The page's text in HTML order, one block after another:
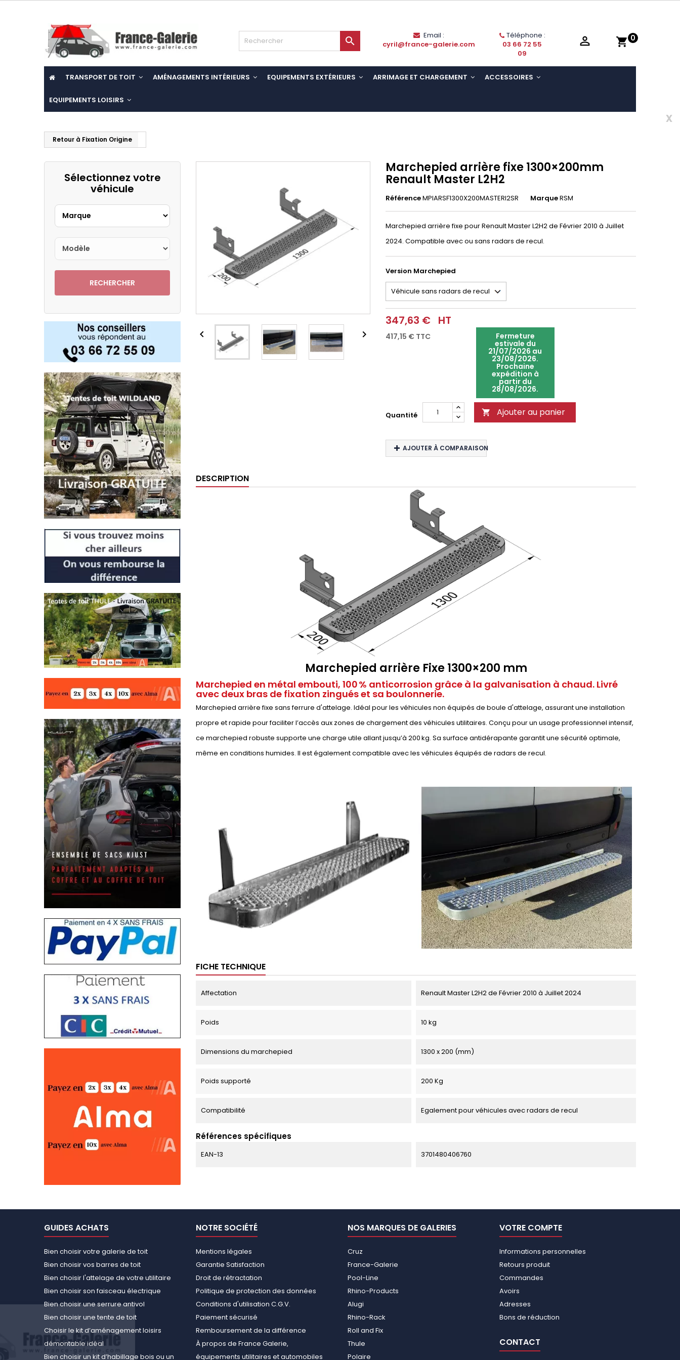
shopping_cart 0

Email :
cyril@france-galerie.com
Téléphone :
03 66 72 55
09

TRANSPORT DE TOIT AMÉNAGEMENTS INTÉRIEURS EQUIPEMENTS EXTÉRIEURS ARRIMAGE ET CHARGEMENT ACCESSOIRES
EQUIPEMENTS LOISIRS
x
Retour à Fixation Origine
Sélectionnez votre
véhicule
RECHERCHER
 
Marchepied arrière fixe 1300×200mm
Renault Master L2H2
RéférenceMPIARSF1300X200MASTERl2SR MarqueRSM
Marchepied arrière fixe pour Renault Master L2H2 de Février 2010 à Juillet
2024. Compatible avec ou sans radars de recul.
Version Marchepied
347,63 € HT
417,15 € TTC Fermeture
estivale du
21/07/2026 au
23/08/2026.
Prochaine
expédition à
partir du
28/08/2026.
Quantité  Ajouter au panier
AJOUTER À COMPARAISON
DESCRIPTION
Marchepied arrière Fixe 1300×200 mm
Marchepied en métal embouti, 100 % anticorrosion grâce à la galvanisation à chaud. Livré
avec deux bras de fixation zingués et sa boulonnerie.
Marchepied arrière fixe sans ferrure d'attelage. Idéal pour les véhicules non équipés de boule d'attelage, assurant une installation
propre et rapide pour faciliter l’accès aux zones de chargement des véhicules utilitaires. Conçu pour un usage professionnel intensif,
ce marchepied robuste supporte une charge utile allant jusqu’à 200 kg. Sa surface antidérapante garantit une sécurité optimale,
même en conditions humides. Il est également compatible avec les véhicules équipés de radars de recul.
FICHE TECHNIQUE
Affectation Renault Master L2H2 de Février 2010 à Juillet 2024
Poids 10 kg
Dimensions du marchepied 1300 x 200 (mm)
Poids supporté 200 Kg
Compatibilité Egalement pour véhicules avec radars de recul
Références spécifiques
EAN-13 3701480406760
GUIDES ACHATS
Bien choisir votre galerie de toit
Bien choisir vos barres de toit
Bien choisir l'attelage de votre utilitaire
Bien choisir son faisceau électrique
Bien choisir une serrure antivol
Bien choisir une tente de toit
Choisir le kit d’aménagement loisirs
démontable idéal
Bien choisir un kit d’habillage bois ou un
NOTRE SOCIÉTÉ
Mentions légales
Garantie Satisfaction
Droit de rétractation
Politique de protection des données
Conditions d'utilisation C.G.V.
Paiement sécurisé
Remboursement de la différence
À propos de France Galerie,
équipements utilitaires et automobiles
NOS MARQUES DE GALERIES
Cruz
France-Galerie
Pool-Line
Rhino-Products
Alugi
Rhino-Rack
Roll and Fix
Thule
Polaire
VOTRE COMPTE
Informations personnelles
Retours produit
Commandes
Avoirs
Adresses
Bons de réduction
CONTACT